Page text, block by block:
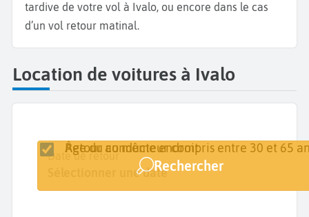
tardive de votre vol à Ivalo, ou encore dans le cas
d’un vol retour matinal.
Location de voitures à Ivalo
Lieu de retrait
Date de retrait
Sélectionner une date
Date de retour
Sélectionner une date
Retour au même endroit
Âge du conducteur compris entre 30 et 65
Rechercher